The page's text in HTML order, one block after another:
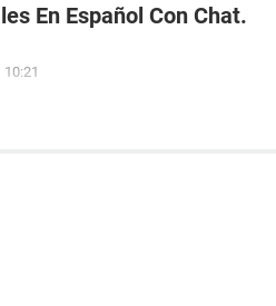
En Español Con Chat.